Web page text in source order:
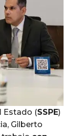
Estado (SSPE)
Gilberto